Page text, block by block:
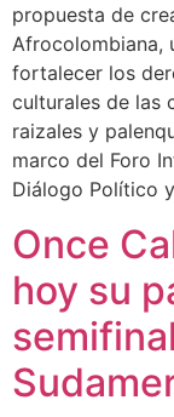
propuesta de
Afrocolombiana,
fortalecer los
culturales de las
raizales y
marco del Foro
Diálogo Político
Once
hoy su